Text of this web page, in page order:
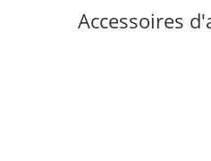
Accessoires